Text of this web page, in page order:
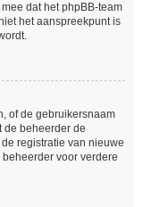
dat het phpBB-team
het aanspreekpunt is
of de gebruikersnaam
de beheerder de
registratie van nieuwe
voor verdere